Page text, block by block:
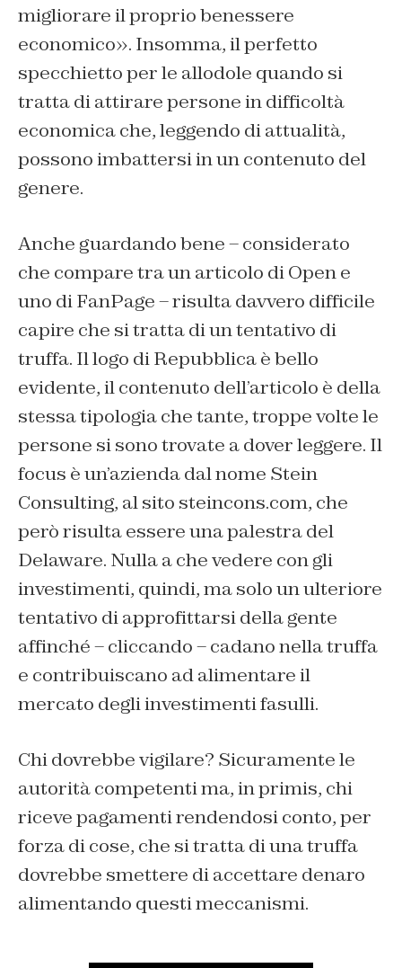
migliorare il proprio benessere
economico». Insomma, il perfetto
specchietto per le allodole quando si
tratta di attirare persone in difficoltà
economica che, leggendo di attualità,
possono imbattersi in un contenuto del
genere.
Anche guardando bene – considerato
che compare tra un articolo di Open e
uno di FanPage – risulta davvero difficile
capire che si tratta di un tentativo di
truffa. Il logo di Repubblica è bello
evidente, il contenuto dell’articolo è della
stessa tipologia che tante, troppe volte le
persone si sono trovate a dover leggere. Il
focus è un’azienda dal nome Stein
Consulting, al sito steincons.com, che
però risulta essere una palestra del
Delaware. Nulla a che vedere con gli
investimenti, quindi, ma solo un ulteriore
tentativo di approfittarsi della gente
affinché – cliccando – cadano nella truffa
e contribuiscano ad alimentare il
mercato degli investimenti fasulli.
Chi dovrebbe vigilare? Sicuramente le
autorità competenti ma, in primis, chi
riceve pagamenti rendendosi conto, per
forza di cose, che si tratta di una truffa
dovrebbe smettere di accettare denaro
alimentando questi meccanismi.